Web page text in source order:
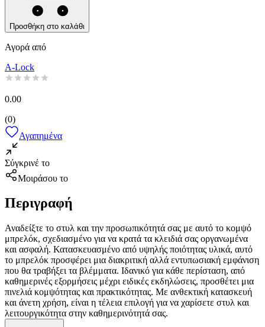
Προσθήκη στο καλάθι
Αγορά από
A-Lock
0.00
(0)
Αγαπημένα
Σύγκρινέ το
Μοιράσου το
Περιγραφή
Αναδείξτε το στυλ και την προσωπικότητά σας με αυτό το κομψό
μπρελόκ, σχεδιασμένο για να κρατά τα κλειδιά σας οργανωμένα
και ασφαλή. Κατασκευασμένο από υψηλής ποιότητας υλικά, αυτό
το μπρελόκ προσφέρει μια διακριτική αλλά εντυπωσιακή εμφάνιση
που θα τραβήξει τα βλέμματα. Ιδανικό για κάθε περίσταση, από
καθημερινές εξορμήσεις μέχρι ειδικές εκδηλώσεις, προσθέτει μια
πινελιά κομψότητας και πρακτικότητας. Με ανθεκτική κατασκευή
και άνετη χρήση, είναι η τέλεια επιλογή για να χαρίσετε στυλ και
λειτουργικότητα στην καθημερινότητά σας.